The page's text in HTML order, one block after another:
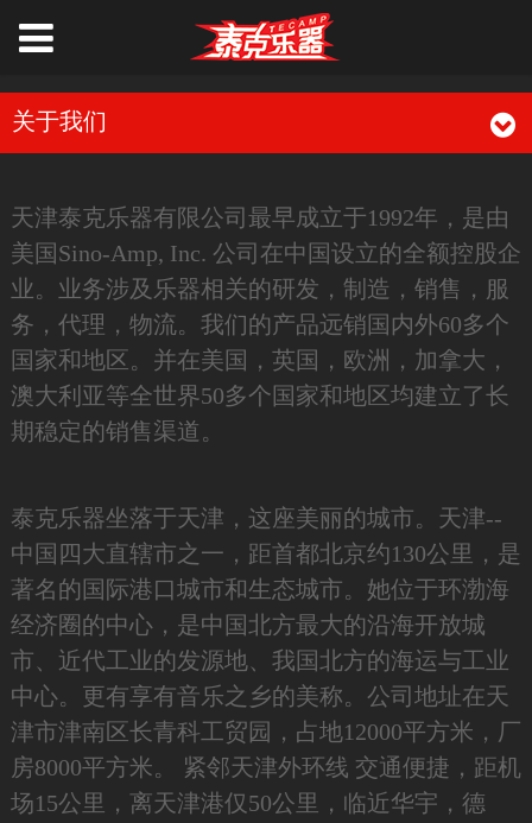
关于我们
天津泰克乐器有限公司最早成立于1992年，是由
美国Sino-Amp, Inc. 公司在中国设立的全额控股企
业。业务涉及乐器相关的研发，制造，销售，服
务，代理，物流。我们的产品远销国内外60多个
国家和地区。并在美国，英国，欧洲，加拿大，
澳大利亚等全世界50多个国家和地区均建立了长
期稳定的销售渠道。
泰克乐器坐落于天津，这座美丽的城市。天津--
中国四大直辖市之一，距首都北京约130公里，是
著名的国际港口城市和生态城市。她位于环渤海
经济圈的中心，是中国北方最大的沿海开放城
市、近代工业的发源地、我国北方的海运与工业
中心。更有享有音乐之乡的美称。公司地址在天
津市津南区长青科工贸园，占地12000平方米，厂
房8000平方米。 紧邻天津外环线 交通便捷，距机
场15公里，离天津港仅50公里，临近华宇，德